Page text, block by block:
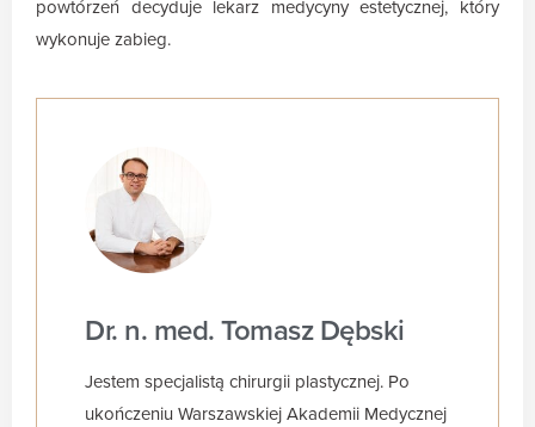
powtórzeń decyduje lekarz medycyny estetycznej, który
wykonuje zabieg.
Dr. n. med. Tomasz Dębski
Jestem specjalistą chirurgii plastycznej. Po
ukończeniu Warszawskiej Akademii Medycznej